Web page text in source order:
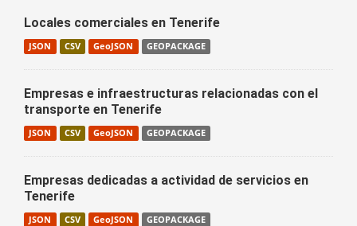
Locales comerciales en Tenerife
JSON CSV GeoJSON GEOPACKAGE
Empresas e infraestructuras relacionadas con el
transporte en Tenerife
JSON CSV GeoJSON GEOPACKAGE
Empresas dedicadas a actividad de servicios en
Tenerife
JSON CSV GeoJSON GEOPACKAGE